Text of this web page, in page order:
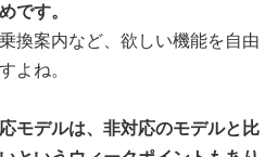
です。
換案内など、欲しい機能を自由
よね。
モデルは、非対応のモデルと比